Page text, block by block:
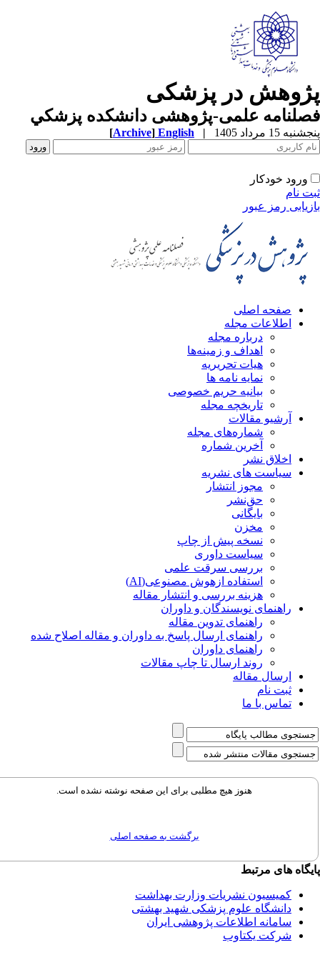
در پزشکی
علمی-پژوهشی دانشکده پزشکي
15 مرداد 1405 |
English
[Archive]
ورود خودکار
نام
رمز عبور
صفحه اصلی
اطلاعات مجله
درباره مجله
اهداف و زمینه‌ها
هیات تحریریه
نمایه نامه ها
بیانیه حریم خصوصی
تاریخچه مجله
آرشیو مقالات
شماره‌های مجله
آخرین شماره
اخلاق نشر
سیاست های نشریه
مجوز انتشار
حق‌نشر
بایگانی
مخزن
نسخه پیش از چاپ
سیاست داوری
بررسی سرقت علمی
استفاده ازهوش مصنوعی(AI)
هزینه بررسی و انتشار مقاله
راهنمای نویسندگان و داوران
راهنمای تدوین مقاله
راهنمای ارسال پاسخ به داوران و مقاله اصلاح شده
راهنمای داوران
روند ارسال تا چاپ مقالات
ارسال مقاله
ثبت نام
تماس با ما
هنوز هیچ مطلبی برای این صفحه نوشته نشده است.
برگشت به صفحه اصلی
های مرتبط
کمیسیون نشریات وزارت بهداشت
دانشگاه علوم پزشکی شهید بهشتی
سامانه اطلاعات پژوهشی ایران
شرکت یکتاوب